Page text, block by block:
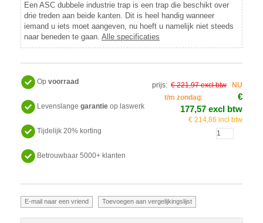
Een ASC dubbele industrie trap is een trap die beschikt over
drie treden aan beide kanten. Dit is heel handig wanneer
iemand u iets moet aangeven, nu hoeft u namelijk niet steeds
naar beneden te gaan. Alle specificaties
Op voorraad
Levenslange garantie op laswerk
Tijdelijk 20% korting
Betrouwbaar 5000+ klanten
prijs: € 221,97 excl btw
NU
t/m zondag:
€
177,57 excl btw
€ 214,86 incl btw